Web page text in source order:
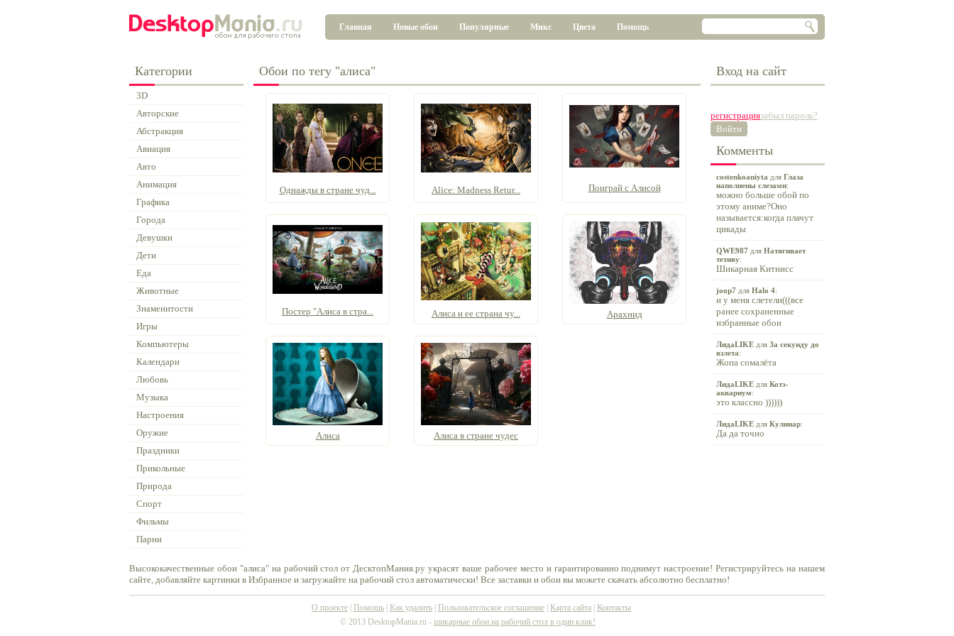
Главная Новые обои Популярные Микс Цвета Помощь
Категории
3D
Авторские
Абстракция
Авиация
Авто
Анимация
Графика
Города
Девушки
Дети
Еда
Животные
Знаменитости
Игры
Компьютеры
Календари
Любовь
Музыка
Настроения
Оружие
Праздники
Прикольные
Природа
Спорт
Фильмы
Парни
Обои по тегу "алиса"
Однажды в стране чуд... Alice: Madness Retur... Поиграй с Алисой
Постер "Алиса в стра... Алиса и ее страна чу... Арахнид
Алиса Алиса в стране чудес
Вход на сайт
регистрациязабыл пароль?
Войти
Комменты
costenkoaniyta для Глаза
наполнены слезами:
можно больше обой по
этому аниме?Оно
называется:когда плачут
цикады
QWE987 для Натягивает
тетиву:
Шикарная Китнисс
joop7 для Halo 4:
и у меня слетели(((все
ранее сохраненные
избранные обои
ЛидаLIKE для За секунду до
взлета:
Жопа сомалёта
ЛидаLIKE для Котэ-
аквариум:
это классно ))))))
ЛидаLIKE для Кулинар:
Да да точно
Высококачественные обои "алиса" на рабочий стол от ДесктопМания.ру украсят ваше рабочее место и гарантированно поднимут настроение! Регистрируйтесь на нашем
сайте, добавляйте картинки в Избранное и загружайте на рабочий стол автоматически! Все заставки и обои вы можете скачать абсолютно бесплатно!
О проекте Помощь Как удалить Пользовательское соглашение Карта сайта
Контакты
© 2013 DesktopMania.ru - шикарные обои на рабочий стол в один клик!